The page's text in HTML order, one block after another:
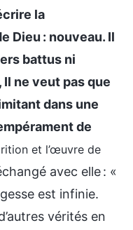
la
Dieu : nouveau. Il
battus ni
ne veut pas que
dans une
de
et l’œuvre de
avec elle : «
est infinie.
vérités en